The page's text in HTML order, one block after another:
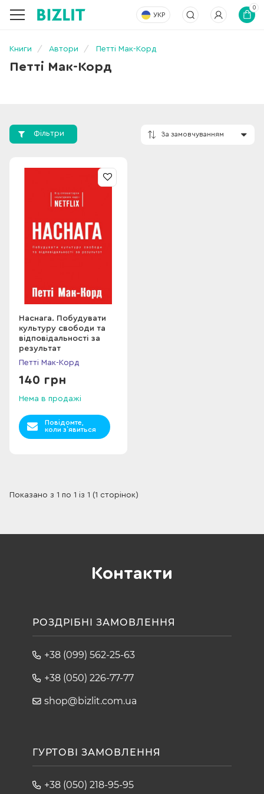
УКР
0
Книги Автори Петті Мак-Корд
Петті Мак-Корд
Фільтри
Наснага. Побудувати
культуру свободи та
відповідальності за
результат
Петті Мак-Корд
140 грн
Нема в продажі
Повідомте,
коли з`явиться
Показано з 1 по 1 із 1 (1 сторінок)
Контакти
РОЗДРІБНІ ЗАМОВЛЕННЯ
+38 (099) 562-25-63
+38 (050) 226-77-77
shop@bizlit.com.ua
ГУРТОВІ ЗАМОВЛЕННЯ
+38 (050) 218-95-95